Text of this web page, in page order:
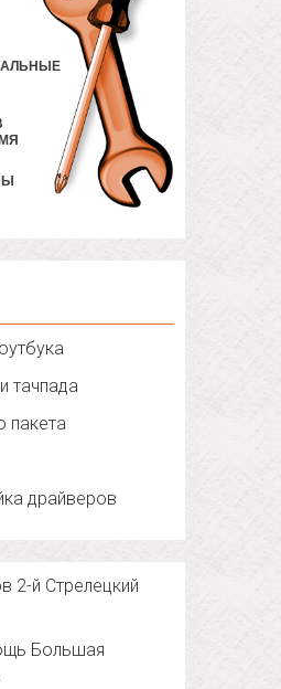
тачпада
пакета
драйверов
2-й Стрелецкий
Большая